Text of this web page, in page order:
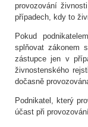
provozování
případech, kdy to
Pokud
splňovat zákonem
zástupce jen v
živnostenského
dočasně
Podnikatel, který
účast při